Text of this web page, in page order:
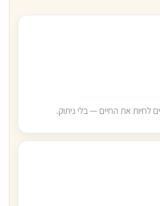
לחיות את החיים — בלי ניתוק.